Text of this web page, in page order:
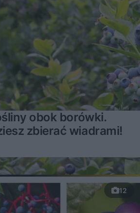
obok borówki.
zbierać wiadrami!
12